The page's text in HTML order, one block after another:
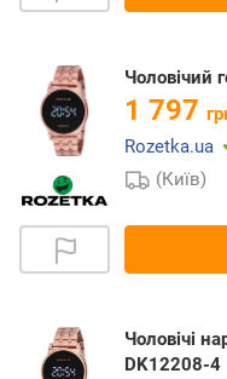
Чоловічий
1 797
Rozetka.ua
(Київ)
Чоловічі
DK12208-4